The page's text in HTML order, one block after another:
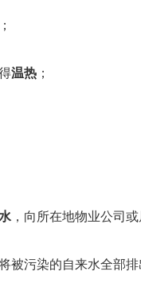
；
温热 ；
，向所在地物业公司或
被污染的自来水全部